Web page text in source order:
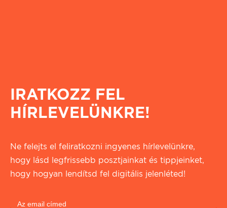
IRATKOZZ FEL
HÍRLEVELÜNKRE!
Ne felejts el feliratkozni ingyenes hírlevelünkre,
hogy lásd legfrissebb posztjainkat és tippjeinket,
hogy hogyan lendítsd fel digitális jelenléted!